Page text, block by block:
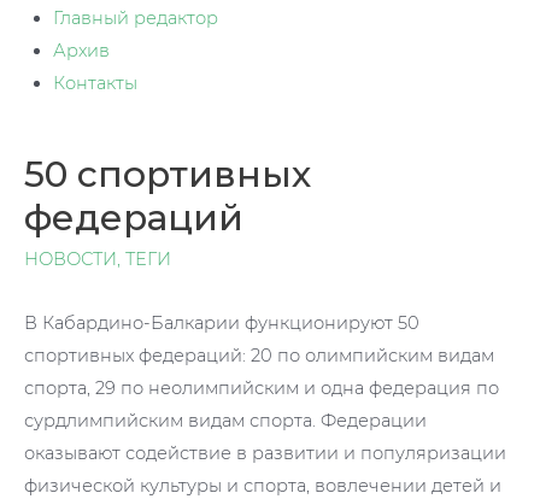
Главный редактор
Архив
Контакты
50 спортивных
федераций
НОВОСТИ, ТЕГИ
В Кабардино-Балкарии функционируют 50
спортивных федераций: 20 по олимпийским видам
спорта, 29 по неолимпийским и одна федерация по
сурдлимпийским видам спорта. Федерации
оказывают содействие в развитии и популяризации
физической культуры и спорта, вовлечении детей и